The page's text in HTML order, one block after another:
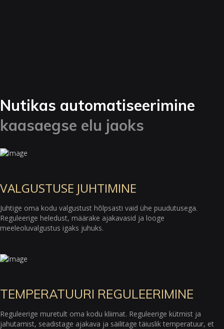
Nutikas automatiseerimine
kaasaegse elu jaoks
VALGUSTUSE JUHTIMINE
Juhtige oma kodu valgustust hõlpsasti vaid ühe puudutusega.
Reguleerige heledust, määrake ajakavasid ja looge
meeleoluvalgustus igaks juhuks.
TEMPERATUURI REGULEERIMINE
Reguleerige muretult oma kodu kliimat. Reguleerige kütmist ja
jahutamist, seadistage ajakava ja säilitage täiuslik temperatuur, et